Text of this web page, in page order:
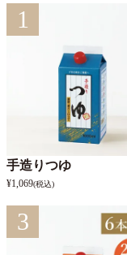
1
手造りつゆ
¥1,069(税込)
3